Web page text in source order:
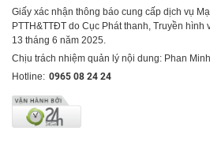
Giấy xác nhận thông báo cung cấp dịch vụ
PTTH&TTĐT do Cục Phát thanh, Truyền
13 tháng 6 năm 2025.
Chịu trách nhiệm quản lý nội dung: Phan
Hotline: 0965 08 24 24